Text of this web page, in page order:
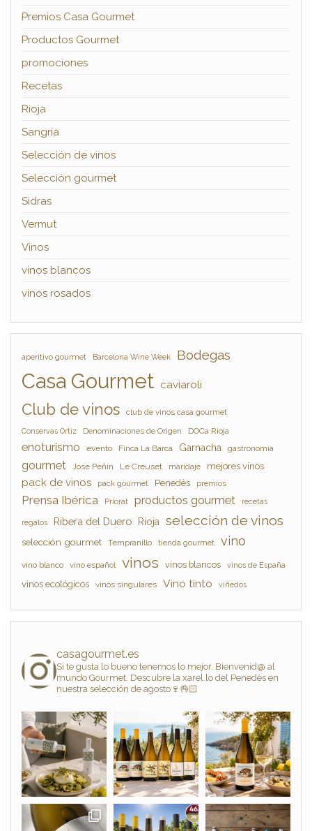
Premios Casa Gourmet
Productos Gourmet
promociones
Recetas
Rioja
Sangría
Selección de vinos
Selección gourmet
Sidras
Vermut
Vinos
vinos blancos
vinos rosados
aperitivo gourmet Barcelona Wine Week Bodegas
Casa Gourmet caviaroli
Club de vinos club de vinos casa gourmet
Conservas Ortiz Denominaciones de Origen DOCa Rioja
enoturismo evento Finca La Barca Garnacha gastronomía
gourmet Jose Peñín Le Creuset maridaje mejores vinos
pack de vinos pack gourmet Penedès premios
Prensa Ibérica Priorat productos gourmet recetas
regalos Ribera del Duero Rioja selección de vinos
selección gourmet Tempranillo tienda gourmet vino
vino blanco vino español vinos vinos blancos vinos de España
vinos ecológicos vinos singulares Vino tinto viñedos
casagourmet.es
Si te gusta lo bueno tenemos lo mejor. Bienvenid@ al
mundo Gourmet. Descubre la xarel.lo del Penedès en
nuestra selección de agosto🍷👌🏻